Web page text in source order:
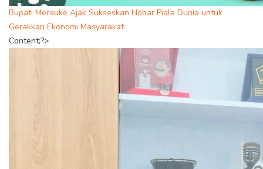
Bupati Merauke Ajak Sukseskan Nobar Piala Dunia untuk
Gerakkan Ekonomi Masyarakat
Content;?>